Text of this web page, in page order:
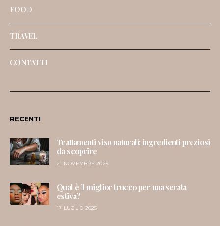
FOOD
TRAVEL
CONTATTI
RECENTI
Trattamenti viso naturali: ingredienti preziosi
da scoprire
21 NOVEMBRE 2025
Qual è il miglior trucco per una serata
estiva?
17 LUGLIO 2025